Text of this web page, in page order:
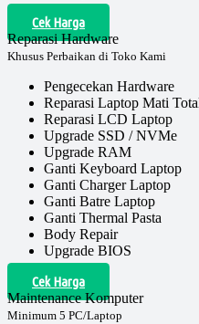
Cek Harga
Reparasi Hardware
Khusus Perbaikan di Toko Kami
Pengecekan Hardware
Reparasi Laptop Mati
Reparasi LCD Laptop
Upgrade SSD / NVMe
Upgrade RAM
Ganti Keyboard Laptop
Ganti Charger Laptop
Ganti Batre Laptop
Ganti Thermal Pasta
Body Repair
Upgrade BIOS
Cek Harga
Maintenance Komputer
Minimum 5 PC/Laptop